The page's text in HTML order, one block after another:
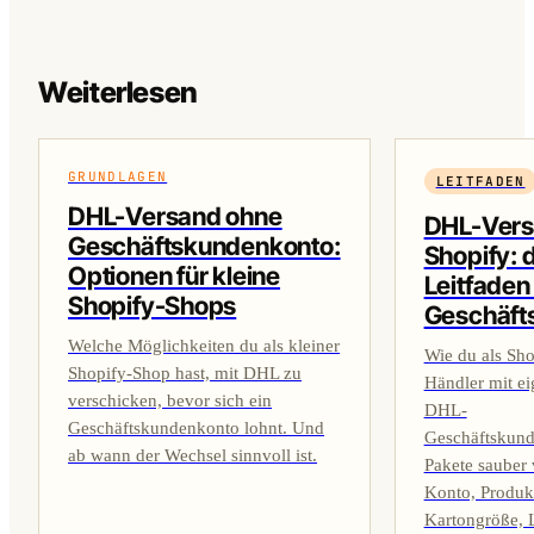
Weiterlesen
GRUNDLAGEN
DHL-Versand ohne
Geschäftskundenkonto:
Optionen für kleine
Shopify-Shops
Welche Möglichkeiten du als kleiner
Shopify-Shop hast, mit DHL zu
verschicken, bevor sich ein
Geschäftskundenkonto lohnt. Und
ab wann der Wechsel sinnvoll ist.
LEITFADEN
DHL-
Shopify:
Wie du als
Händler mit
DHL-
Pakete
Konto,
Kartongröße,